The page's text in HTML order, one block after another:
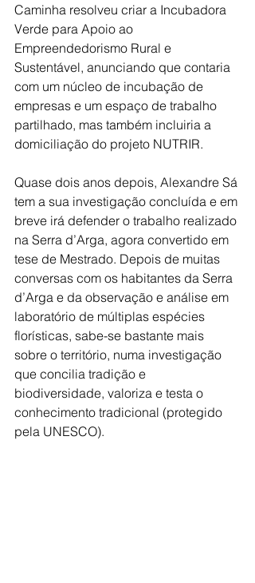
Caminha resolveu criar a Incubadora
Verde para Apoio ao
Empreendedorismo Rural e
Sustentável, anunciando que contaria
com um núcleo de incubação de
empresas e um espaço de trabalho
partilhado, mas também incluiria a
domiciliação do projeto NUTRIR.
Quase dois anos depois, Alexandre Sá
tem a sua investigação concluída e em
breve irá defender o trabalho realizado
na Serra d’Arga, agora convertido em
tese de Mestrado. Depois de muitas
conversas com os habitantes da Serra
d’Arga e da observação e análise em
laboratório de múltiplas espécies
florísticas, sabe-se bastante mais
sobre o território, numa investigação
que concilia tradição e
biodiversidade, valoriza e testa o
conhecimento tradicional (protegido
pela UNESCO).